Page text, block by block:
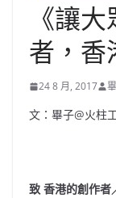
《讓
者，香
24 8 月, 2017
文：畢子@火柱
致 香港的創作者